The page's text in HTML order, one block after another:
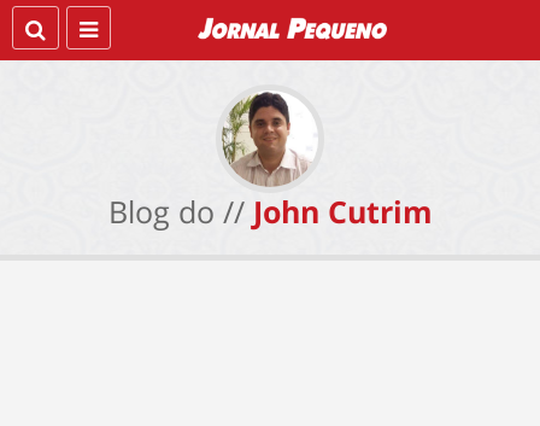
Blog do // John Cutrim